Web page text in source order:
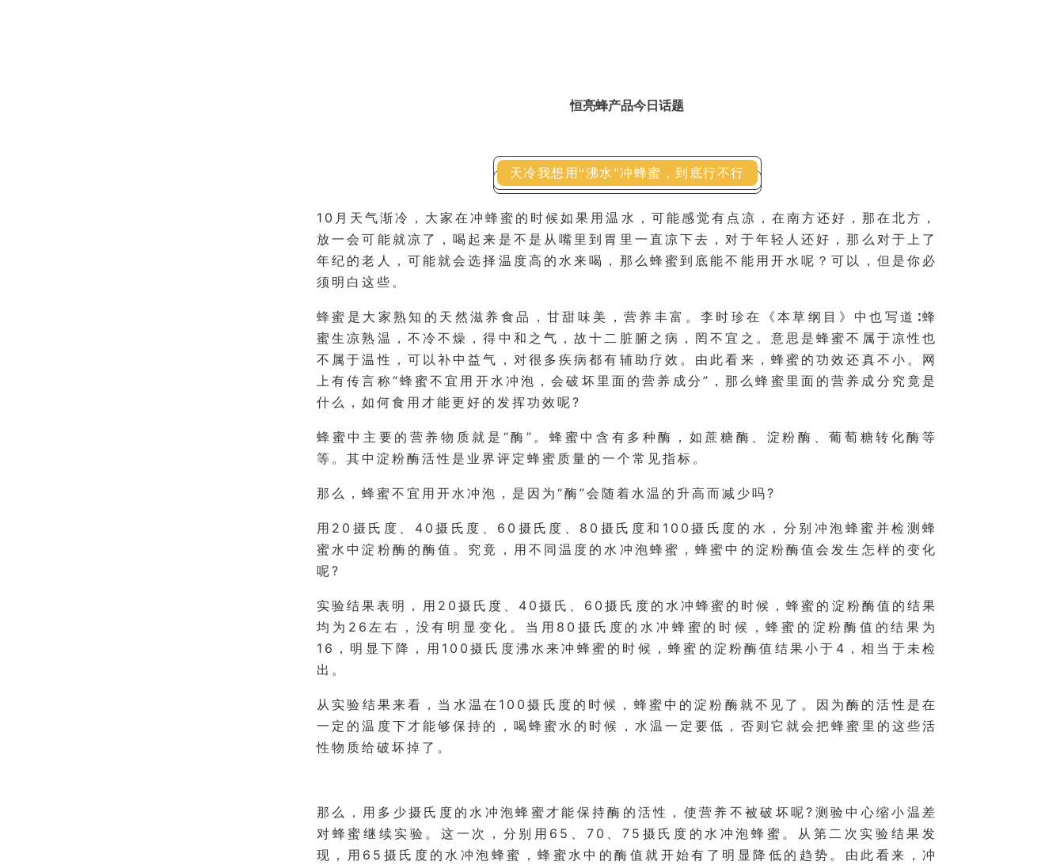
恒亮蜂产品今日话题
天冷我想用“沸水”冲蜂蜜，到底行不行
10月天气渐冷，大家在冲蜂蜜 的时候如果用温水，可能感觉有点凉，在南方还好，那在北方，
放一会可能就凉了，喝起来是不是从嘴里到胃里一直凉下去，对于年轻人还好，那么对于上了
年纪的老人，可能就会选择温度高的水来喝，那么蜂蜜到底能不能用开水呢？可以，但是你必
须明白这些。
蜂蜜 是大家熟知的天然滋养食品，甘甜味美，营养丰富。李时珍在《本草纲目》中也写道∶蜂
蜜生凉熟温，不冷不燥，得中和之气，故十二脏腑之病，罔不宜之。意思是蜂蜜不属于凉性也
不属于温性，可以补中益气，对很多疾病都有辅助疗效。由此看来，蜂蜜的功效还真不小。网
上有传言称“蜂蜜不宜用开水冲泡，会破坏里面的营养成分”，那么蜂蜜里面的营养成分究竟是
什么，如何食用才能更好的发挥功效呢?
蜂蜜中主要的营养物质就是“酶”。蜂蜜中含有多种酶，如蔗糖酶、淀粉酶、葡萄糖转化酶等
等。其中淀粉酶活性是业界评定蜂蜜质量的一个常见指标。
那么，蜂蜜不宜用开水冲泡，是因为“酶”会随着水温的升高而减少吗?
用20摄氏度、40摄氏度、60摄氏度、80摄氏度和100摄氏度的水，分别冲泡蜂蜜并检测蜂
蜜水中淀粉酶的酶值。究竟，用不同温度的水冲泡蜂蜜，蜂蜜中的淀粉酶值会发生怎样的变化
呢?
实验结果表明，用20摄氏度、40摄氏、60摄氏度的水冲蜂蜜的时候，蜂蜜的淀粉酶值的结果
均为26左右，没有明显变化。当用80摄氏度的水冲蜂蜜的时候，蜂蜜的淀粉酶值的结果为
16，明显下降，用100摄氏度沸水来冲蜂蜜的时候，蜂蜜的淀粉酶值结果小于4，相当于未检
出。
从实验结果来看，当水温在100摄氏度的时候，蜂蜜中的淀粉酶就不见了。因为酶的活性是在
一定的温度下才能够保持的，喝蜂蜜水的时候，水温一定要低，否则它就会把蜂蜜里的这些活
性物质给破坏掉了。
那么，用多少摄氏度的水冲泡蜂蜜才能保持酶的活性，使营养不被破坏呢?测验中心缩小温差
对蜂蜜继续实验。这一次，分别用65、70、75摄氏度的水冲泡蜂蜜。从第二次实验结果发
现，用65摄氏度的水冲泡蜂蜜，蜂蜜水中的酶值就开始有了明显降低的趋势。由此看来，冲